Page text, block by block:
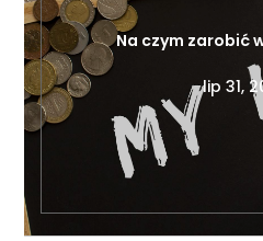
Na czym zarobić
lip 31,